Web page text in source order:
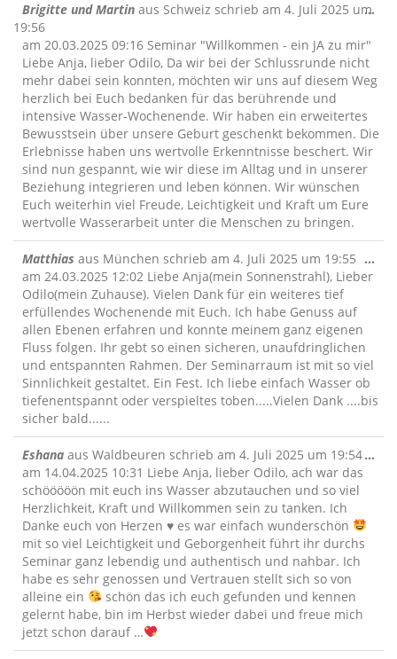
Brigitte und Martin aus Schweiz schrieb am 4. Juli 2025 um
19:56
am 20.03.2025 09:16 Seminar "Willkommen - ein JA zu mir"
Liebe Anja, lieber Odilo, Da wir bei der Schlussrunde nicht
mehr dabei sein konnten, möchten wir uns auf diesem Weg
herzlich bei Euch bedanken für das berührende und
intensive Wasser-Wochenende. Wir haben ein erweitertes
Bewusstsein über unsere Geburt geschenkt bekommen. Die
Erlebnisse haben uns wertvolle Erkenntnisse beschert. Wir
sind nun gespannt, wie wir diese im Alltag und in unserer
Beziehung integrieren und leben können. Wir wünschen
Euch weiterhin viel Freude, Leichtigkeit und Kraft um Eure
wertvolle Wasserarbeit unter die Menschen zu bringen.
...
Matthias aus München schrieb am 4. Juli 2025 um 19:55
am 24.03.2025 12:02 Liebe Anja(mein Sonnenstrahl), Lieber
Odilo(mein Zuhause). Vielen Dank für ein weiteres tief
erfüllendes Wochenende mit Euch. Ich habe Genuss auf
allen Ebenen erfahren und konnte meinem ganz eigenen
Fluss folgen. Ihr gebt so einen sicheren, unaufdringlichen
und entspannten Rahmen. Der Seminarraum ist mit so viel
Sinnlichkeit gestaltet. Ein Fest. Ich liebe einfach Wasser ob
tiefenentspannt oder verspieltes toben.....Vielen Dank ....bis
sicher bald......
...
Eshana aus Waldbeuren schrieb am 4. Juli 2025 um 19:54
am 14.04.2025 10:31 Liebe Anja, lieber Odilo, ach war das
schööööön mit euch ins Wasser abzutauchen und so viel
Herzlichkeit, Kraft und Willkommen sein zu tanken. Ich
Danke euch von Herzen ♥️ es war einfach wunderschön
mit so viel Leichtigkeit und Geborgenheit führt ihr durchs
Seminar ganz lebendig und authentisch und nahbar. Ich
habe es sehr genossen und Vertrauen stellt sich so von
alleine ein
schön das ich euch gefunden und kennen
gelernt habe, bin im Herbst wieder dabei und freue mich
jetzt schon darauf …
...